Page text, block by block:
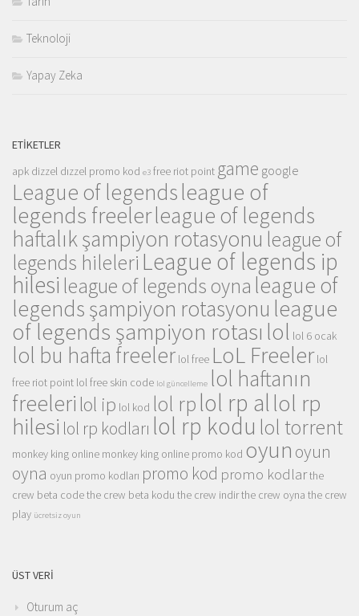
Teknoloji
Yapay Zeka
ETIKETLER
apk dizzel dızzel promo kod e3 free riot point game google
League of legendsleague of
legends freelerleague of legends
haftalık şampiyon rotasyonu league of
legends hileleri League of legends ip
hilesi league of legends oyna league of
legends şampiyon rotasyonu league
of legends şampiyon rotası lol lol 6 ocak
lol bu hafta freeler lol free LoL Freeler lol
free riot point lol free skin code lol güncelleme lol haftanın
freeleri lol ip lol kod lol rplol rp allol rp
hilesi lol rp kodları lol rp kodu lol torrent
monkey king online monkey king online promo kod oyun oyun
oyna oyun promo kodları promo kod promo kodlarthe
crew beta codethe crew beta kodu the crew indirthe crew oyna the crew
play ücretsiz oyun
ÜST VERI
Oturum aç